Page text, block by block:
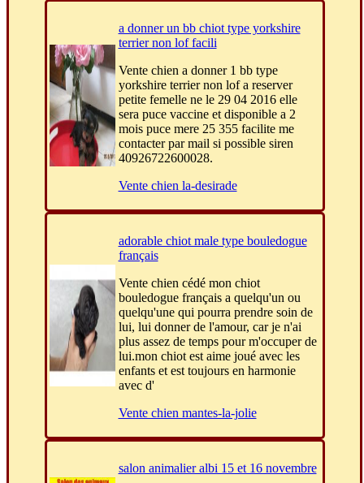
a donner un bb chiot type yorkshire
terrier non lof facili
Vente chien a donner 1 bb type
yorkshire terrier non lof a reserver
petite femelle ne le 29 04 2016 elle
sera puce vaccine et disponible a 2
mois puce mere 25 355 facilite me
contacter par mail si possible siren
40926722600028.
Vente chien la-desirade
adorable chiot male type bouledogue
français
Vente chien cédé mon chiot
bouledogue français a quelqu'un ou
quelqu'une qui pourra prendre soin de
lui, lui donner de l'amour, car je n'ai
plus assez de temps pour m'occuper de
lui.mon chiot est aime joué avec les
enfants et est toujours en harmonie
avec d'
Vente chien mantes-la-jolie
salon animalier albi 15 et 16 novembre